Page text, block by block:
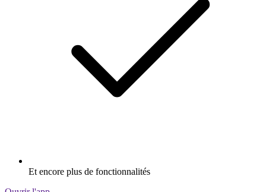
Et encore plus de fonctionnalités